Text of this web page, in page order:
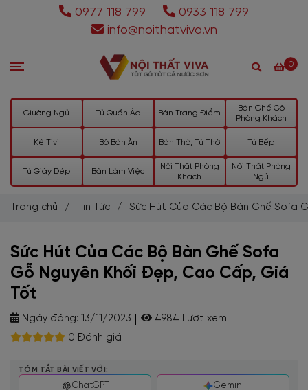
0977 118 799
0933 118 799
info@noithatviva.vn
0
Giường Ngủ Tủ Quần Áo Bàn Trang Điểm
Bàn Ghế Gỗ
Phòng Khách
Kệ Tivi Bộ Bàn Ăn Bàn Thờ, Tủ Thờ Tủ Bếp
Tủ Giày Dép Bàn Làm Việc
Nội Thất Phòng
Khách
Nội Thất Phòng
Ngủ
Trang chủ / Tin Tức / Sức Hút Của Các Bộ Bàn Ghế Sofa
Sức Hút Của Các Bộ Bàn Ghế Sofa
Gỗ Nguyên Khối Đẹp, Cao Cấp, Giá
Tốt
Ngày đăng: 13/11/2023
4984 Lượt xem
0 Đánh giá
TÓM TẮT BÀI VIẾT VỚI:
ChatGPT Gemini